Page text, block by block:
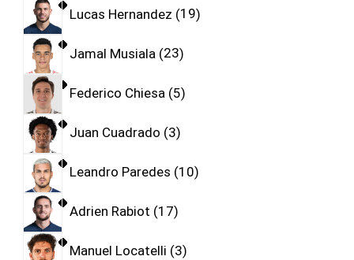
Lucas Hernandez 19
Jamal Musiala 23
Federico Chiesa 5
Juan Cuadrado 3
Leandro Paredes 10
Adrien Rabiot 17
Manuel Locatelli 3